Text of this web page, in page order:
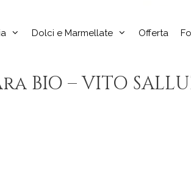
Dolci e Marmellate Offerta
– VITO